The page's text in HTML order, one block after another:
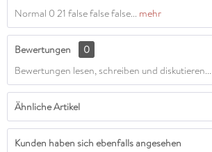
Normal 0 21 false false false... mehr
Bewertungen
0
Bewertungen lesen, schreiben und diskutieren...
Ähnliche Artikel
Kunden haben sich ebenfalls angesehen